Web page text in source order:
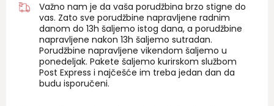
Važno nam je da vaša porudžbina brzo stigne do
vas. Zato sve porudžbine napravljene radnim
danom do 13h šaljemo istog dana, a porudžbine
napravljene nakon 13h šaljemo sutradan.
Porudžbine napravljene vikendom šaljemo u
ponedeljak. Pakete šaljemo kurirskom službom
Post Express i najčešće im treba jedan dan da
budu isporučeni.